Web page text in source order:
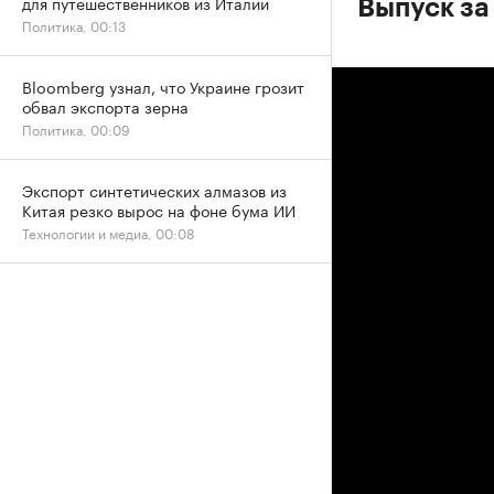
Выпуск
Политика, 00:13
Bloomberg узнал, что Украине грозит
обвал экспорта зерна
Политика, 00:09
Экспорт синтетических алмазов из
Китая резко вырос на фоне бума ИИ
Технологии и медиа, 00:08